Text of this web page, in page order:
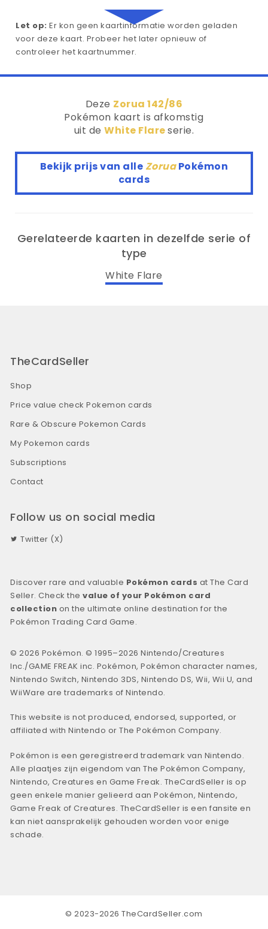
Let op: Er kon geen kaartinformatie worden geladen
voor deze kaart. Probeer het later opnieuw of
controleer het kaartnummer.
Deze Zorua 142/86
Pokémon kaart is afkomstig
uit deWhite Flareserie.
Bekijk prijs van alle ZoruaPokémon
cards
Gerelateerde kaarten in dezelfde serie of
type
White Flare
TheCardSeller
Shop
Price value check Pokemon cards
Rare & Obscure Pokemon Cards
My Pokemon cards
Subscriptions
Contact
Follow us on social media
Twitter (X)
Discover rare and valuable Pokémon cards at The Card
Seller. Check thevalue of your Pokémon card
collection on the ultimate online destination for the
Pokémon Trading Card Game.
© 2026 Pokémon. © 1995–2026 Nintendo/Creatures
Inc./GAME FREAK inc. Pokémon, Pokémon character names,
Nintendo Switch, Nintendo 3DS, Nintendo DS, Wii, Wii U, and
WiiWare are trademarks of Nintendo.
This website is not produced, endorsed, supported, or
affiliated with Nintendo or The Pokémon Company.
Pokémon is een geregistreerd trademark van Nintendo.
Alle plaatjes zijn eigendom van The Pokémon Company,
Nintendo, Creatures en Game Freak. TheCardSeller is op
geen enkele manier gelieerd aan Pokémon, Nintendo,
Game Freak of Creatures. TheCardSeller is een fansite en
kan niet aansprakelijk gehouden worden voor enige
schade.
© 2023-2026 TheCardSeller.com